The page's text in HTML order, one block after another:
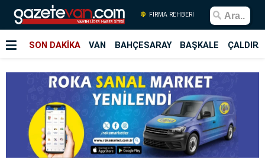
FİRMA REHBERİ
SON DAKİKA VAN BAHÇESARAY BAŞKALE